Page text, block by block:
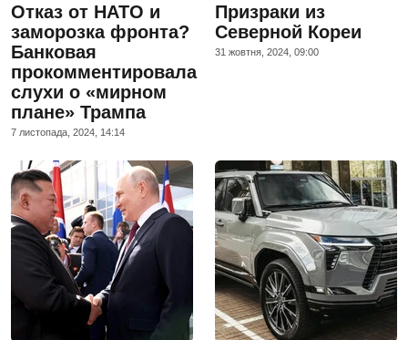
Отказ от НАТО и
заморозка фронта?
Банковая
прокомментировала
слухи о «мирном
плане» Трампа
7 листопада, 2024, 14:14
Призраки из
Северной Кореи
31 жовтня, 2024, 09:00